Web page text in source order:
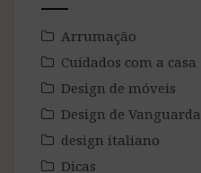
Arrumação
Cuidados com a casa
Design de móveis
Design de Vanguarda
design italiano
Dicas